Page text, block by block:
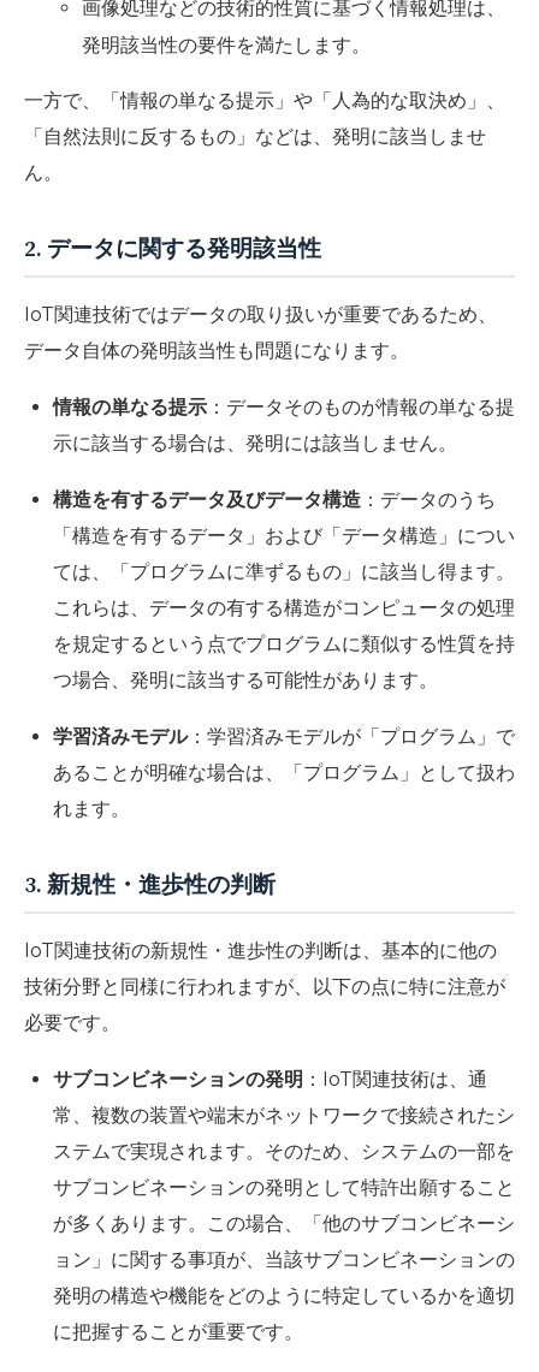
画像処理などの技術的性質に基づく情報処理は、
発明該当性の要件を満たします。
一方で、「情報の単なる提示」や「人為的な取決め」、
「自然法則に反するもの」などは、発明に該当しませ
ん。
2. データに関する発明該当性
IoT関連技術ではデータの取り扱いが重要であるため、
データ自体の発明該当性も問題になります。
情報の単なる提示 ：データそのものが情報の単なる提
示に該当する場合は、発明には該当しません。
構造を有するデータ及びデータ構造 ：データのうち
「構造を有するデータ」および「データ構造」につい
ては、「プログラムに準ずるもの」に該当し得ます。
これらは、データの有する構造がコンピュータの処理
を規定するという点でプログラムに類似する性質を持
つ場合、発明に該当する可能性があります。
学習済みモデル：学習済みモデルが「プログラム」で
あることが明確な場合は、「プログラム」として扱わ
れます。
3. 新規性・進歩性の判断
IoT関連技術の新規性・進歩性の判断は、基本的に他の
技術分野と同様に行われますが、以下の点に特に注意が
必要です。
サブコンビネーションの発明 ：IoT関連技術は、通
常、複数の装置や端末がネットワークで接続されたシ
ステムで実現されます。そのため、システムの一部を
サブコンビネーションの発明として特許出願すること
が多くあります。この場合、「他のサブコンビネーシ
ョン」に関する事項が、当該サブコンビネーションの
発明の構造や機能をどのように特定しているかを適切
に把握することが重要です。